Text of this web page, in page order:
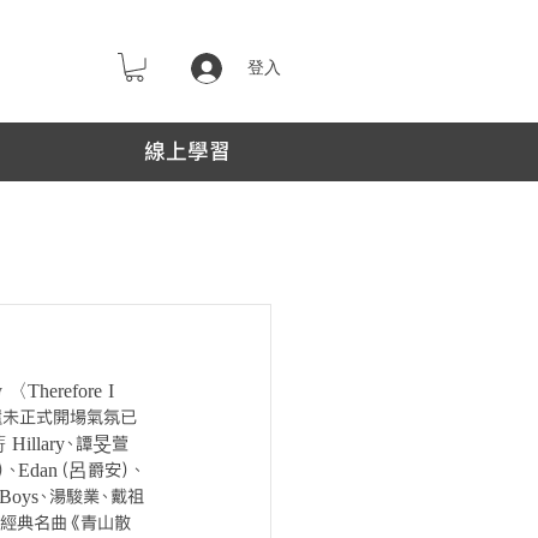
登入
線上學習
〈Therefore I
正式開場氣氛已
Hillary、譚旻萱
Edan（呂爵安）、
、湯駿業、戴祖
典名曲《青山散